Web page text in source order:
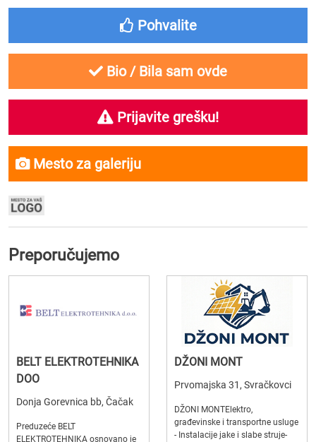
Pohvalite
Bio / Bila sam ovde
Prijavite grešku!
Mesto za galeriju
Preporučujemo
BELT ELEKTROTEHNIKA
DOO
Donja Gorevnica bb, Čačak
Preduzeće BELT
ELEKTROTEHNIKA osnovano je
DŽONI MONT
Prvomajska 31, Svračkovci
DŽONI MONTElektro,
građevinske i transportne usluge
- Instalacije jake i slabe struje-